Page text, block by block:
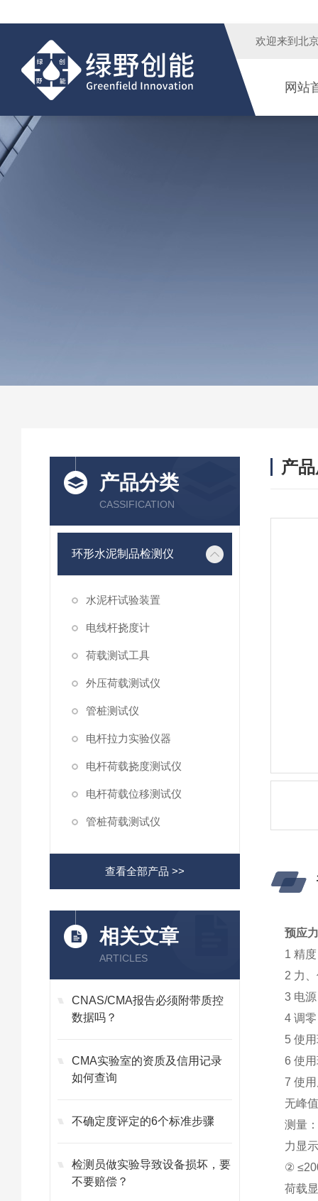
欢迎来到 北
网站
产品分类
CASSIFICATION
环形水泥制品检测仪
水泥杆试验装置
电线杆挠度计
荷载测试工具
外压荷载测试仪
管桩测试仪
电杆拉力实验仪器
电杆荷载挠度测试仪
电杆荷载位移测试仪
管桩荷载测试仪
查看全部产品 >>
相关文章
ARTICLES
CNAS/CMA报告必须附带质控
数据吗？
CMA实验室的资质及信用记录
如何查询
不确定度评定的6个标准步骤
检测员做实验导致设备损坏，要
不要赔偿？
产
预应
1 精
2 力
3 电
4 调
5 使
6 使
7 使
无峰
测量
力显
②
荷载